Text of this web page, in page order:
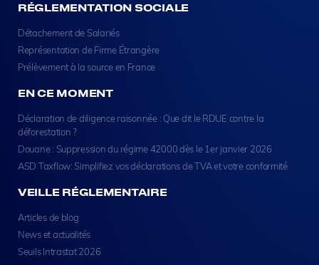
RÉGLEMENTATION SOCIALE
Détachement de Salariés
Représentation de Firme Étrangère
Prélèvement à la source en France
EN CE MOMENT
Déclaration de diligence raisonnée : Que dit le RDUE contre la
déforestation ?
Douane : Suppression du régime 42000 dès le 1er janvier 2026
ASD Taxflow: Simplifiez vos déclarations de TVA et votre conformité
VEILLE RÉGLEMENTAIRE
Articles de blog
News et actualités
Seuils Intrastat 2026